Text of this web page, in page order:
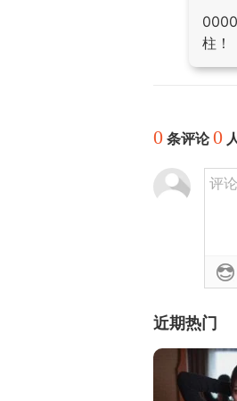
柱！
0 条评论0
评
近期热门